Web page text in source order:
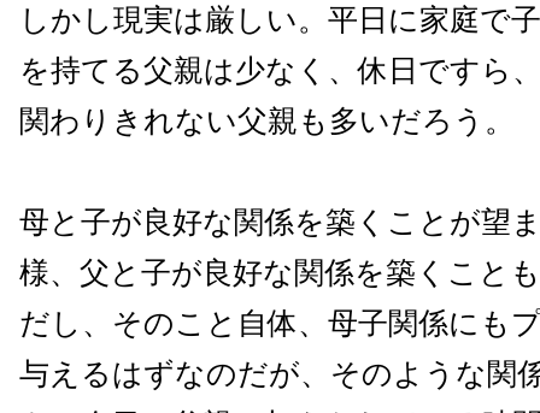
しかし現実は厳しい。平日に家庭で
を持てる父親は少なく、休日ですら
関わりきれない父親も多いだろう。
母と子が良好な関係を築くことが望
様、父と子が良好な関係を築くこと
だし、そのこと自体、母子関係にも
与えるはずなのだが、そのような関